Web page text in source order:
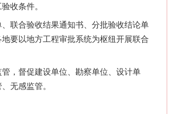
收条件。
联合验收结果通知书、分批验收结论单
要以地方工程审批系统为枢纽开展联合
，督促建设单位、勘察单位、设计单
无感监管。